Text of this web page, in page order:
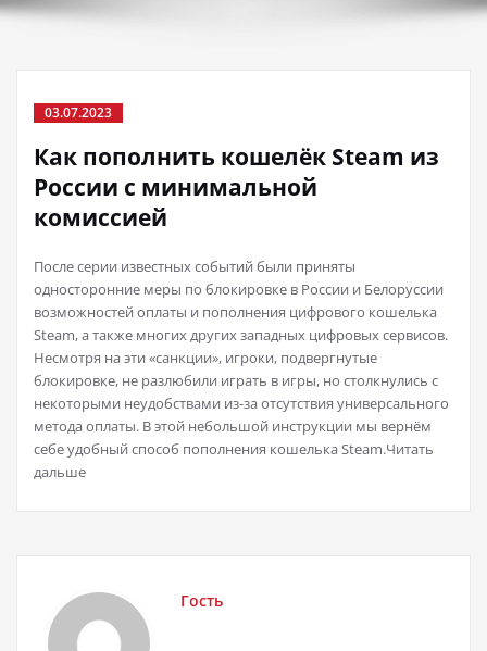
03.07.2023
Как пополнить кошелёк Steam из
России с минимальной
комиссией
После серии известных событий были приняты
односторонние меры по блокировке в России и Белоруссии
возможностей оплаты и пополнения цифрового кошелька
Steam, а также многих других западных цифровых сервисов.
Несмотря на эти «санкции», игроки, подвергнутые
блокировке, не разлюбили играть в игры, но столкнулись с
некоторыми неудобствами из-за отсутствия универсального
метода оплаты. В этой небольшой инструкции мы вернём
себе удобный способ пополнения кошелька Steam.Читать
дальше
Гость